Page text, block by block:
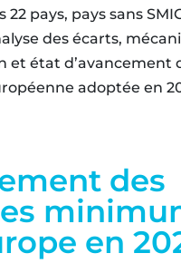
pays, pays sans
des écarts,
et état d’avancement
adoptée en
des
en